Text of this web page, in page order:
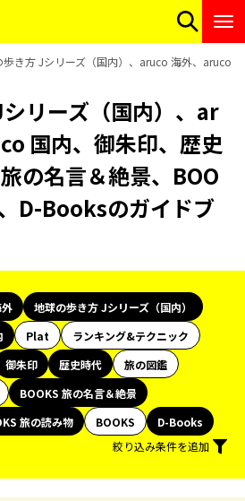
歩き方 Jシリーズ（国内）、aruco 海外、aruco
リーズ（国内）、ar
国内、御朱印、歴史
の名言＆絶景、BOO
D-Booksのガイドブ
地球の歩き方 Jシリーズ（国内）
Plat
ランキング&テクニック
御朱印 歴史時代
旅の図鑑
BOOKS 旅の名言＆絶景
旅の読み物 BOOKS
D-Books
絞り込み条件を追加